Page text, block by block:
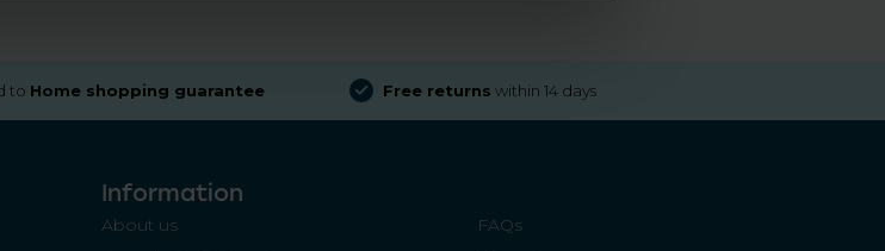
to Home shopping guarantee Free returns within 14 days
Information
About us
FAQs